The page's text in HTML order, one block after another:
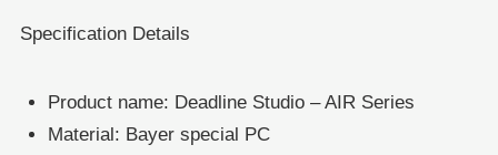
Specification Details
Product name: Deadline Studio – AIR Series
Material: Bayer special PC